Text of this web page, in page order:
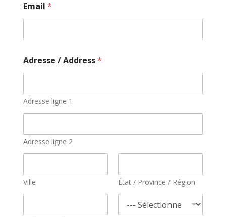
Email *
Adresse / Address*
Adresse ligne 1
Adresse ligne 2
Ville État / Province / Région